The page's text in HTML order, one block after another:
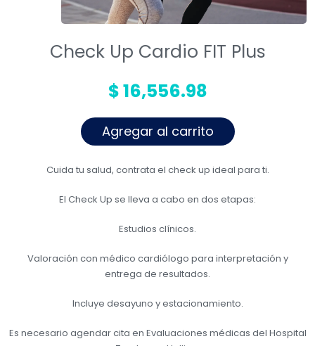
Promociones
Check Up Cardio FIT Plus
$ 16,556.98
Agregar al carrito
Cuida tu salud, contrata el check up ideal para ti.
El Check Up se lleva a cabo en dos etapas:
Estudios clínicos.
Valoración con médico cardiólogo para interpretación y
entrega de resultados.
Incluye desayuno y estacionamiento.
Es necesario agendar cita en Evaluaciones médicas del Hospital